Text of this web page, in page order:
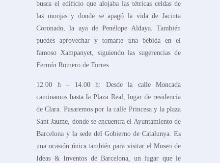
busca el edificio que alojaba las tétricas celdas de
las monjas y donde se apagó la vida de Jacinta
Coronado, la aya de Penélope Aldaya. También
puedes aprovechar y tomarte una bebida en el
famoso Xampanyet, siguiendo las sugerencias de
Fermín Romero de Torres.
12.00 h – 14.00 h: Desde la calle Moncada
caminamos hasta la Plaza Real, lugar de residencia
de Clara. Pasaremos por la calle Princesa y la plaza
Sant Jaume, donde se encuentra el Ayuntamiento de
Barcelona y la sede del Gobierno de Catalunya. Es
una ocasión única también para visitar el Museo de
Ideas & Inventos de Barcelona, un lugar que le